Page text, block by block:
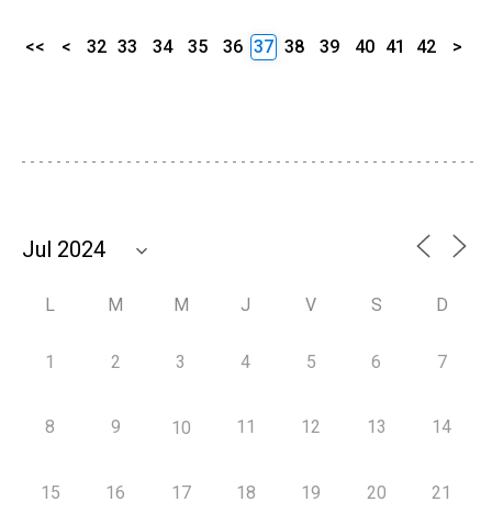
<< < 32 33 34 35 36 37 38 39 40 41 42 >
L M M J V S D
1 2 3 4 5 6 7
8 9 10 11 12 13 14
15 16 17 18 19 20 21